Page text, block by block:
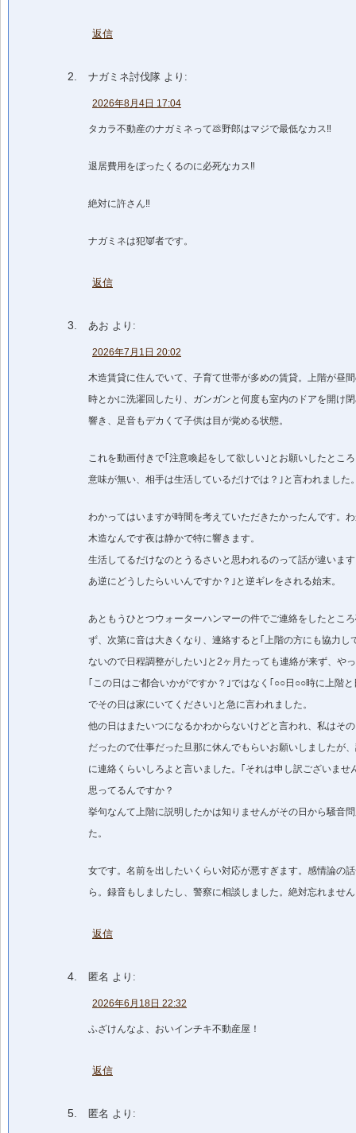
返信
ナガミネ討伐隊 より:
2026年8月4日 17:04
タカラ不動産のナガミネって💩野郎はマジで最低なカス‼️
退居費用をぼったくるのに必死なカス‼️
絶対に許さん‼️
ナガミネは犯👿者です。
返信
あお より:
2026年7月1日 20:02
木造賃貸に住んでいて、子育て世帯が多めの賃貸。上階が昼
時とかに洗濯回したり、ガンガンと何度も室内のドアを開け
響き、足音もデカくて子供は目が覚める状態。
これを動画付きで｢注意喚起をして欲しい｣とお願いしたとこ
意味が無い、相手は生活しているだけでは？｣と言われました
わかってはいますが時間を考えていただきたかったんです。
木造なんです夜は静かで特に響きます。
生活してるだけなのとうるさいと思われるのって話が違いま
あ逆にどうしたらいいんですか？｣と逆ギレをされる始末。
あともうひとつウォーターハンマーの件でご連絡をしたとこ
ず、次第に音は大きくなり、連絡すると｢上階の方にも協力し
ないので日程調整がしたい｣と2ヶ月たっても連絡が来ず、や
｢この日はご都合いかがですか？｣ではなく｢○○日○○時に上階
でその日は家にいてください｣と急に言われました。
他の日はまたいつになるかわからないけどと言われ、私はそ
だったので仕事だった旦那に休んでもらいお願いしましたが
に連絡くらいしろよと言いました。｢それは申し訳ございませ
思ってるんですか？
挙句なんて上階に説明したかは知りませんがその日から騒音
た。
女です。名前を出したいくらい対応が悪すぎます。感情論の
ら。録音もしましたし、警察に相談しました。絶対忘れません
返信
匿名 より:
2026年6月18日 22:32
ふざけんなよ、おいインチキ不動産屋！
返信
匿名 より: